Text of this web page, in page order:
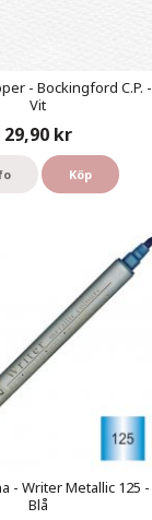
- Bockingford C.P. -
Vit
29,90 kr
Köp
- Writer Metallic 125 -
Blå